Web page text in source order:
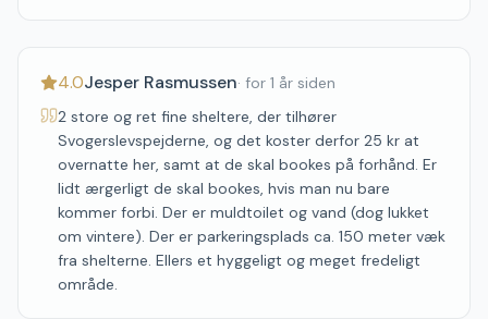
4.0Jesper Rasmussen· for 1 år siden
2 store og ret fine sheltere, der tilhører
Svogerslevspejderne, og det koster derfor 25 kr at
overnatte her, samt at de skal bookes på forhånd. Er
lidt ærgerligt de skal bookes, hvis man nu bare
kommer forbi. Der er muldtoilet og vand (dog lukket
om vintere). Der er parkeringsplads ca. 150 meter væk
fra shelterne. Ellers et hyggeligt og meget fredeligt
område.